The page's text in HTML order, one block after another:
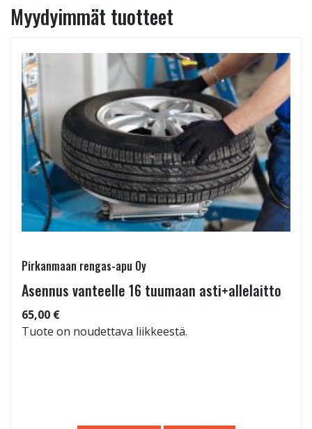
Myydyimmät tuotteet
Pirkanmaan rengas-apu Oy
Asennus vanteelle 16 tuumaan asti+allelaitto
65,00 €
Tuote on noudettava liikkeestä.